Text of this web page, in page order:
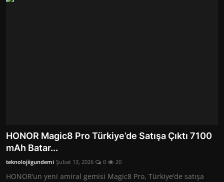
HONOR Magic8 Pro Türkiye’de Satışa Çıktı 7100
mAh Batar...
teknolojiigundemi Şubat 13, 2026 0 20
HONOR’un yeni amiral gemisi Magic8 Pro, Türkiye’de satışa